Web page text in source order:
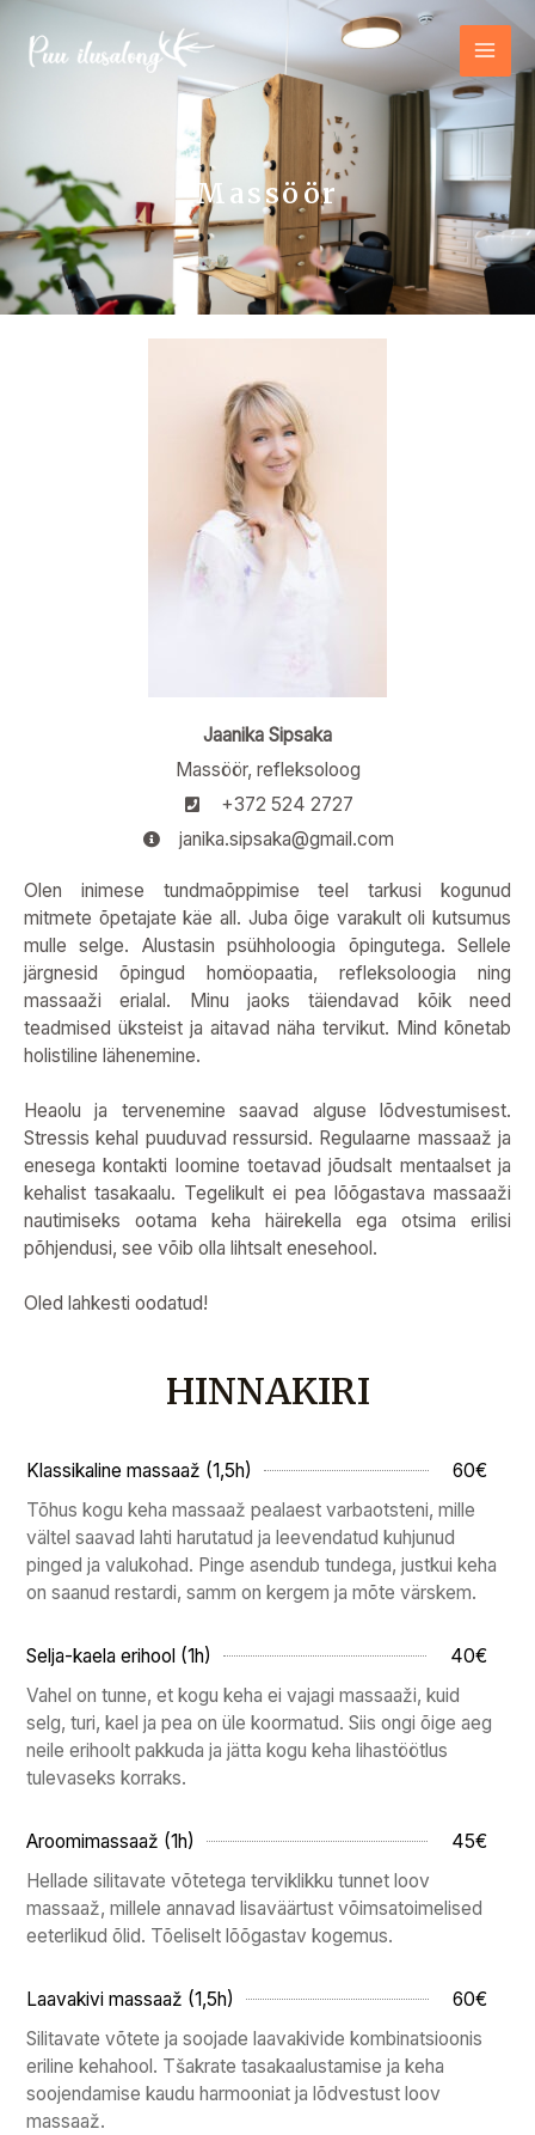
Massöör
Jaanika Sipsaka
Massöör, refleksoloog
+372 524 2727
janika.sipsaka@gmail.com
Olen inimese tundmaõppimise teel tarkusi kogunud
mitmete õpetajate käe all. Juba õige varakult oli kutsumus
mulle selge. Alustasin psühholoogia õpingutega. Sellele
järgnesid õpingud homöopaatia, refleksoloogia ning
massaaži erialal. Minu jaoks täiendavad kõik need
teadmised üksteist ja aitavad näha tervikut. Mind kõnetab
holistiline lähenemine.
Heaolu ja tervenemine saavad alguse lõdvestumisest.
Stressis kehal puuduvad ressursid. Regulaarne massaaž ja
enesega kontakti loomine toetavad jõudsalt mentaalset ja
kehalist tasakaalu. Tegelikult ei pea lõõgastava massaaži
nautimiseks ootama keha häirekella ega otsima erilisi
põhjendusi, see võib olla lihtsalt enesehool.
Oled lahkesti oodatud!
HINNAKIRI
Klassikaline massaaž (1,5h)
60€
Tõhus kogu keha massaaž pealaest varbaotsteni, mille
vältel saavad lahti harutatud ja leevendatud kuhjunud
pinged ja valukohad. Pinge asendub tundega, justkui keha
on saanud restardi, samm on kergem ja mõte värskem.
Selja-kaela erihool (1h)
40€
Vahel on tunne, et kogu keha ei vajagi massaaži, kuid
selg, turi, kael ja pea on üle koormatud. Siis ongi õige aeg
neile erihoolt pakkuda ja jätta kogu keha lihastöötlus
tulevaseks korraks.
Aroomimassaaž (1h)
45€
Hellade silitavate võtetega terviklikku tunnet loov
massaaž, millele annavad lisaväärtust võimsatoimelised
eeterlikud õlid. Tõeliselt lõõgastav kogemus.
Laavakivi massaaž (1,5h)
60€
Silitavate võtete ja soojade laavakivide kombinatsioonis
eriline kehahool. Tšakrate tasakaalustamise ja keha
soojendamise kaudu harmooniat ja lõdvestust loov
massaaž.